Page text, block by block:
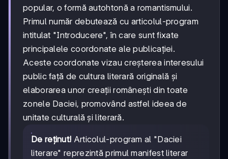
popular, o formă autohtonă a romantismului.
Primul număr debutează cu articolul-program
intitulat "Introducere", în care sunt fixate
principalele coordonate ale publicației.
Aceste coordonate vizau creșterea interesului
public față de cultura literară originală și
elaborarea unor creații românești din toate
zonele Daciei, promovând astfel ideea de
unitate culturală și literară.
De reținut! Articolul-program al "Daciei
literare" reprezintă primul manifest literar